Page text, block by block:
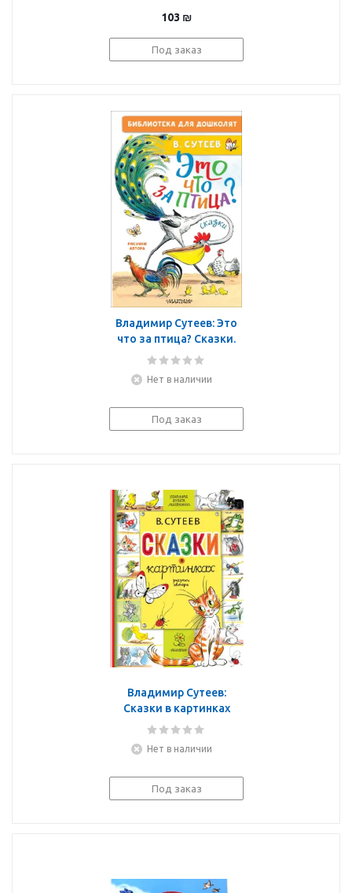
103 ₪
Под заказ
Владимир Сутеев: Это
что за птица? Сказки.
Рисунки В. Сутеева
Нет в наличии
Под заказ
Владимир Сутеев:
Сказки в картинках
Нет в наличии
Под заказ